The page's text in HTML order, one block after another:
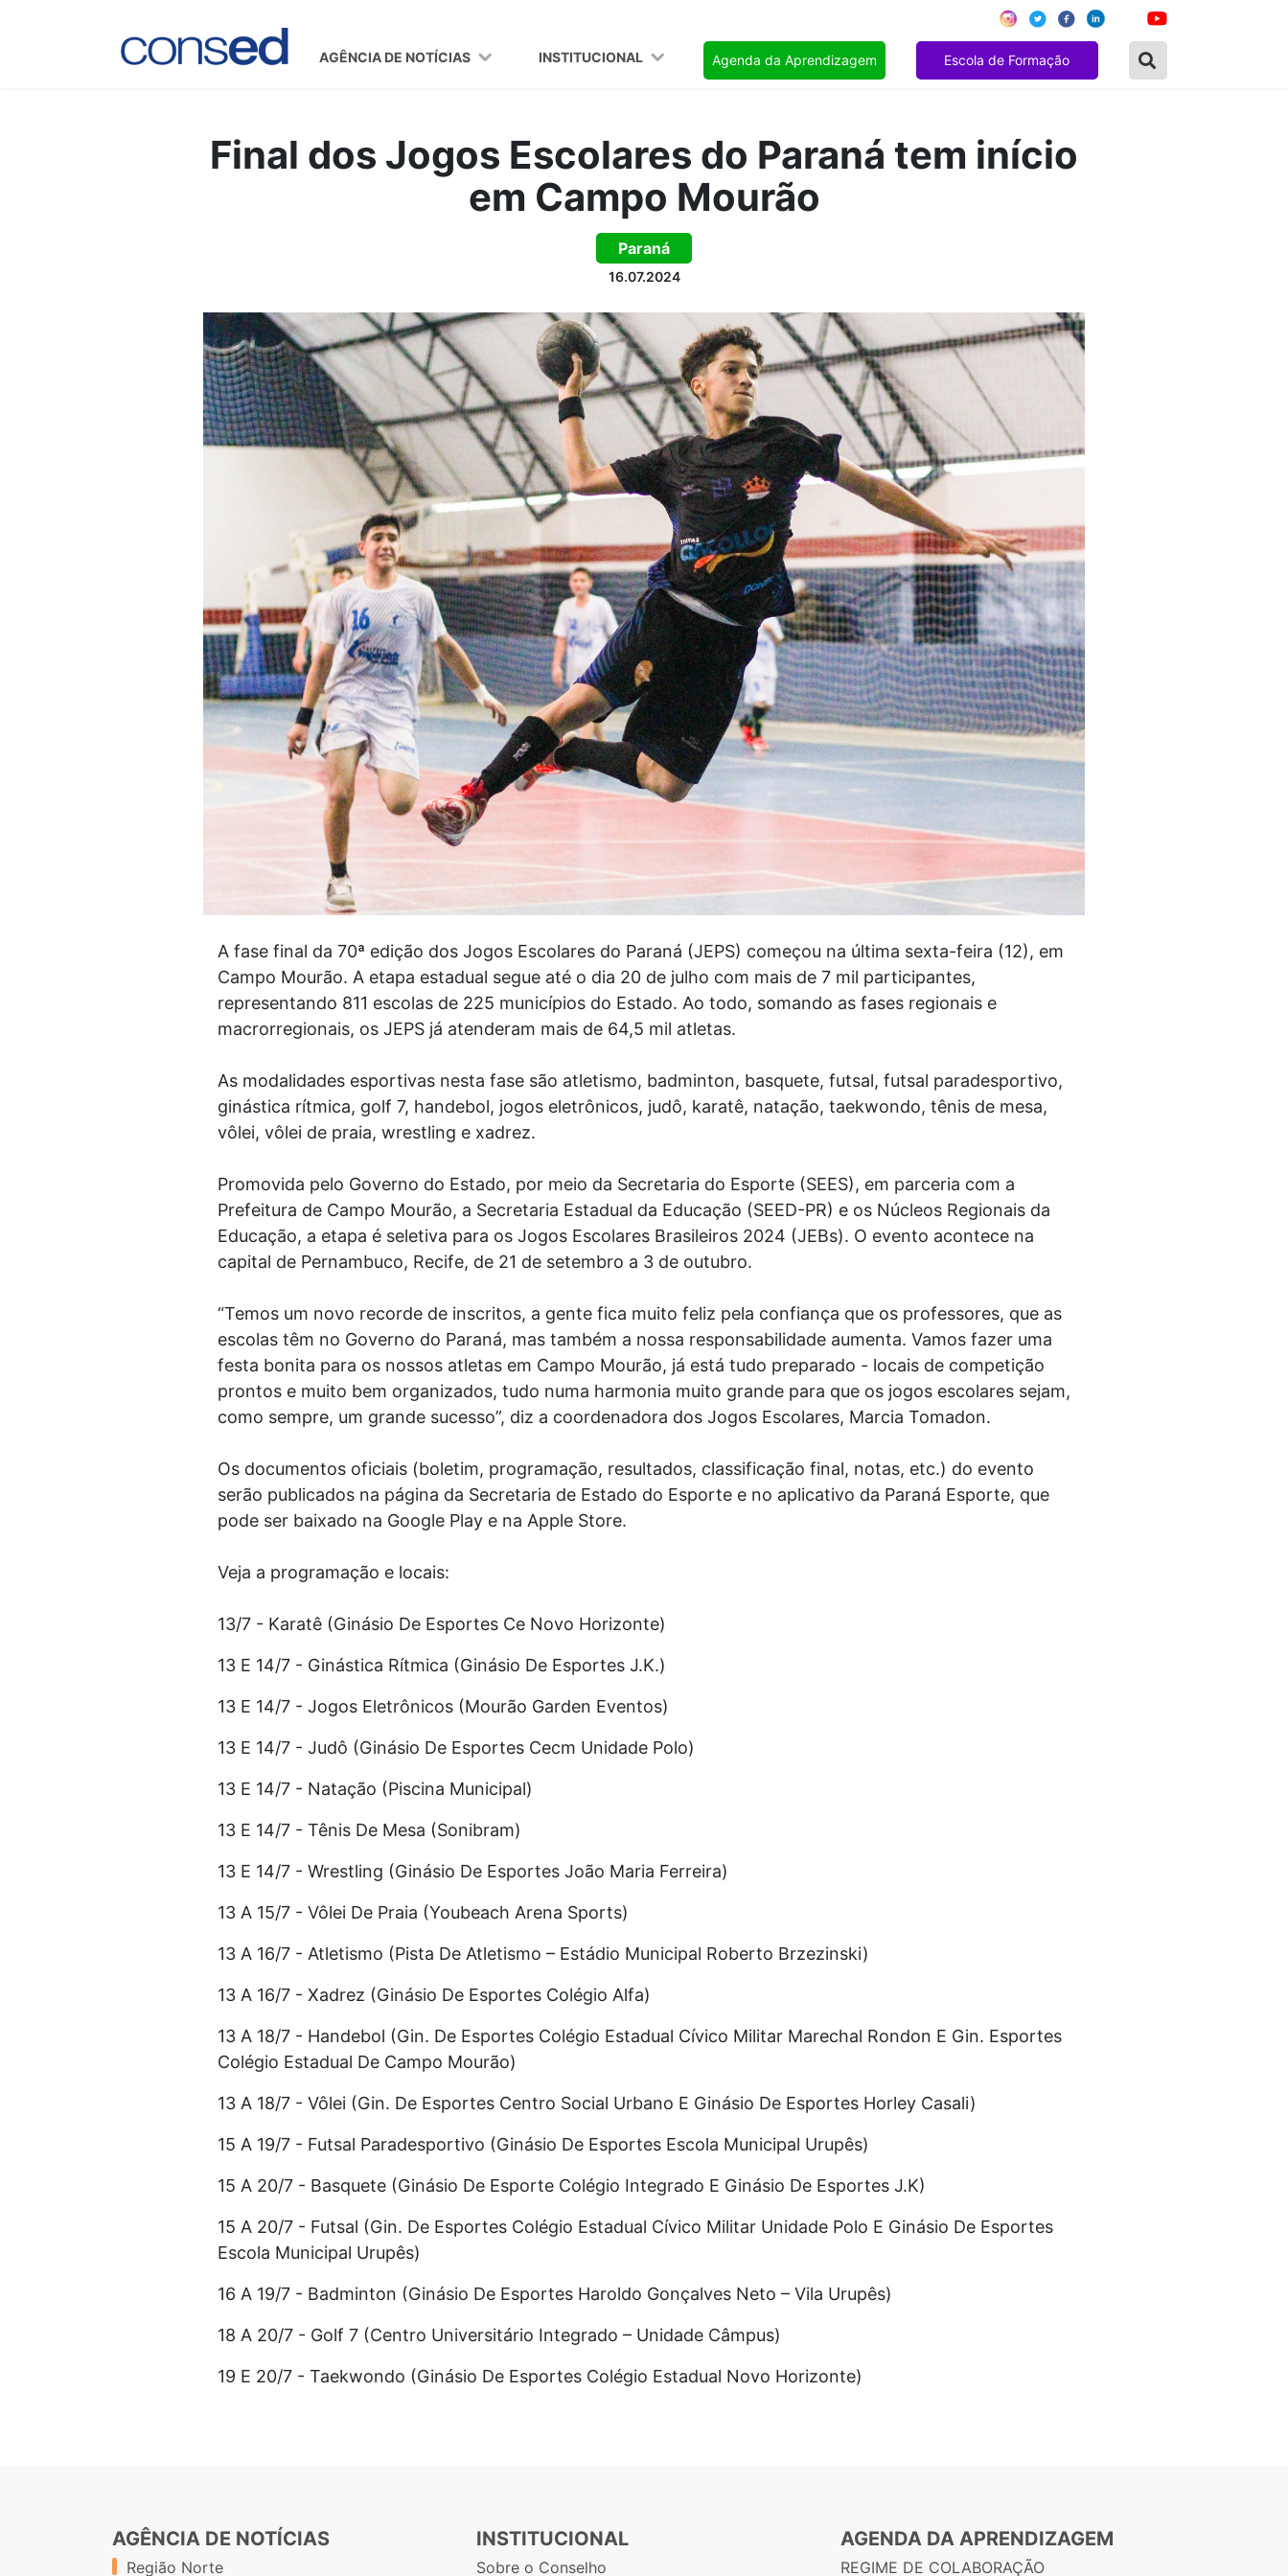
AGÊNCIA DE NOTÍCIAS INSTITUCIONAL Agenda da Aprendizagem Escola de Formação
Final dos Jogos Escolares do Paraná tem início
em Campo Mourão
Paraná
16.07.2024
A fase final da 70ª edição dos Jogos Escolares do Paraná (JEPS) começou na última sexta-feira (12), em
Campo Mourão. A etapa estadual segue até o dia 20 de julho com mais de 7 mil participantes,
representando 811 escolas de 225 municípios do Estado. Ao todo, somando as fases regionais e
macrorregionais, os JEPS já atenderam mais de 64,5 mil atletas.
As modalidades esportivas nesta fase são atletismo, badminton, basquete, futsal, futsal paradesportivo,
ginástica rítmica, golf 7, handebol, jogos eletrônicos, judô, karatê, natação, taekwondo, tênis de mesa,
vôlei, vôlei de praia, wrestling e xadrez.
Promovida pelo Governo do Estado, por meio da Secretaria do Esporte (SEES), em parceria com a
Prefeitura de Campo Mourão, a Secretaria Estadual da Educação (SEED-PR) e os Núcleos Regionais da
Educação, a etapa é seletiva para os Jogos Escolares Brasileiros 2024 (JEBs). O evento acontece na
capital de Pernambuco, Recife, de 21 de setembro a 3 de outubro.
“Temos um novo recorde de inscritos, a gente fica muito feliz pela confiança que os professores, que as
escolas têm no Governo do Paraná, mas também a nossa responsabilidade aumenta. Vamos fazer uma
festa bonita para os nossos atletas em Campo Mourão, já está tudo preparado - locais de competição
prontos e muito bem organizados, tudo numa harmonia muito grande para que os jogos escolares sejam,
como sempre, um grande sucesso”, diz a coordenadora dos Jogos Escolares, Marcia Tomadon.
Os documentos oficiais (boletim, programação, resultados, classificação final, notas, etc.) do evento
serão publicados na página da Secretaria de Estado do Esporte e no aplicativo da Paraná Esporte, que
pode ser baixado na Google Play e na Apple Store.
Veja a programação e locais:
13/7 - Karatê (Ginásio De Esportes Ce Novo Horizonte)
13 E 14/7 - Ginástica Rítmica (Ginásio De Esportes J.K.)
13 E 14/7 - Jogos Eletrônicos (Mourão Garden Eventos)
13 E 14/7 - Judô (Ginásio De Esportes Cecm Unidade Polo)
13 E 14/7 - Natação (Piscina Municipal)
13 E 14/7 - Tênis De Mesa (Sonibram)
13 E 14/7 - Wrestling (Ginásio De Esportes João Maria Ferreira)
13 A 15/7 - Vôlei De Praia (Youbeach Arena Sports)
13 A 16/7 - Atletismo (Pista De Atletismo – Estádio Municipal Roberto Brzezinski)
13 A 16/7 - Xadrez (Ginásio De Esportes Colégio Alfa)
13 A 18/7 - Handebol (Gin. De Esportes Colégio Estadual Cívico Militar Marechal Rondon E Gin. Esportes
Colégio Estadual De Campo Mourão)
13 A 18/7 - Vôlei (Gin. De Esportes Centro Social Urbano E Ginásio De Esportes Horley Casali)
15 A 19/7 - Futsal Paradesportivo (Ginásio De Esportes Escola Municipal Urupês)
15 A 20/7 - Basquete (Ginásio De Esporte Colégio Integrado E Ginásio De Esportes J.K)
15 A 20/7 - Futsal (Gin. De Esportes Colégio Estadual Cívico Militar Unidade Polo E Ginásio De Esportes
Escola Municipal Urupês)
16 A 19/7 - Badminton (Ginásio De Esportes Haroldo Gonçalves Neto – Vila Urupês)
18 A 20/7 - Golf 7 (Centro Universitário Integrado – Unidade Câmpus)
19 E 20/7 - Taekwondo (Ginásio De Esportes Colégio Estadual Novo Horizonte)
AGÊNCIA DE NOTÍCIAS
Região Norte
INSTITUCIONAL
Sobre o Conselho
AGENDA DA APRENDIZAGEM
REGIME DE COLABORAÇÃO